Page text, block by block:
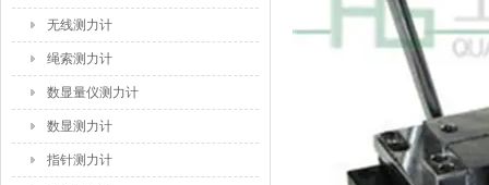
无线测力计
绳索测力计
数显量仪测力计
数显测力计
指针测力计